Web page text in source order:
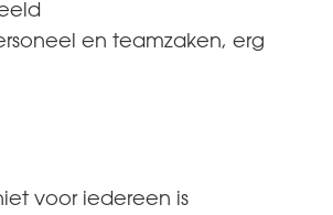
en teamzaken, erg
voor iedereen is